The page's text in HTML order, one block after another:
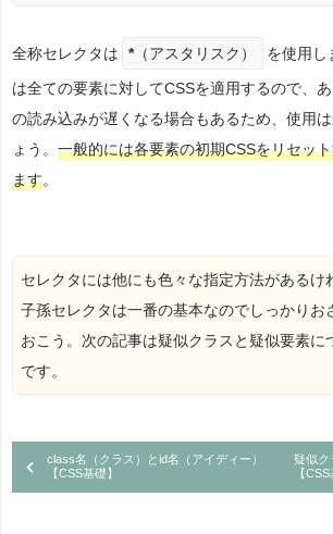
全称セレクタは *（アスタリスク）
を使用し
は全ての要素に対してCSSを適用するので、
の読み込みが遅くなる場合もあるため、使用
ょう。 一般的には各要素の初期CSSをリセッ
ます。
セレクタには他にも色々な指定方法があるけ
子孫セレクタは一番の基本なのでしっかりお
おこう。次の記事は疑似クラスと疑似要素に
です。
class名（クラス）とid名（アイディー）
【CSS基礎】
疑似ク
【CSS